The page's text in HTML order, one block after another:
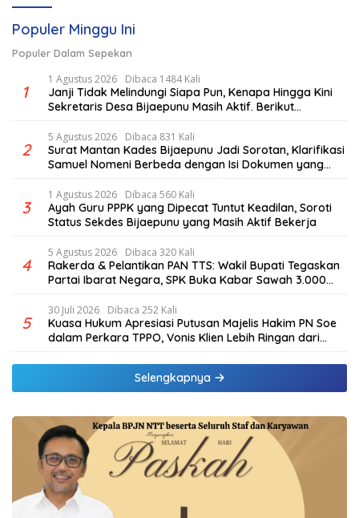
Populer Minggu Ini
Populer Dalam Sepekan
1
1 Agustus 2026 Dibaca 1484 Kali
Janji Tidak Melindungi Siapa Pun, Kenapa Hingga Kini
Sekretaris Desa Bijaepunu Masih Aktif. Berikut
penjelasan Ketua Komisi I DPRD TTS.
2
5 Agustus 2026 Dibaca 831 Kali
Surat Mantan Kades Bijaepunu Jadi Sorotan, Klarifikasi
Samuel Nomeni Berbeda dengan Isi Dokumen yang
Beredar
3
1 Agustus 2026 Dibaca 560 Kali
Ayah Guru PPPK yang Dipecat Tuntut Keadilan, Soroti
Status Sekdes Bijaepunu yang Masih Aktif Bekerja
4
5 Agustus 2026 Dibaca 320 Kali
Rakerda & Pelantikan PAN TTS: Wakil Bupati Tegaskan
Partai Ibarat Negara, SPK Buka Kabar Sawah 3.000
Hektar & Larangan Politik Uang
5
30 Juli 2026 Dibaca 252 Kali
Kuasa Hukum Apresiasi Putusan Majelis Hakim PN Soe
dalam Perkara TPPO, Vonis Klien Lebih Ringan dari
Tuntutan JPU
Selengkapnya